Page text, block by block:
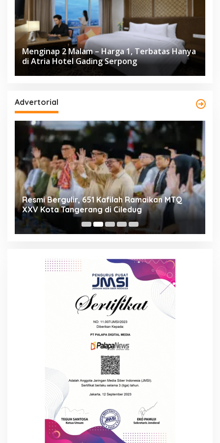
Menginap 2 Malam – Harga 1, Terbatas Hanya
di Atria Hotel Gading Serpong
Advertorial
Resmi Bergulir, 651 Kafilah Ramaikan MTQ
XXV Kota Tangerang di Ciledug